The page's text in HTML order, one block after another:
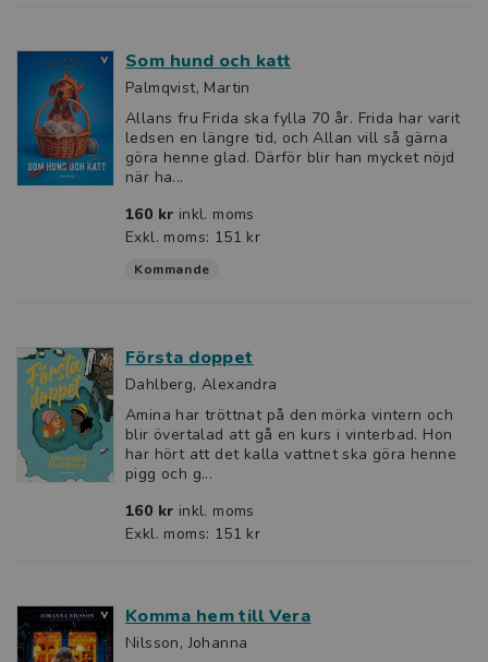
Som hund och katt
Palmqvist, Martin
Allans fru Frida ska fylla 70 år. Frida har varit
ledsen en längre tid, och Allan vill så gärna
göra henne glad. Därför blir han mycket nöjd
när ha...
160 kr inkl. moms
Exkl. moms: 151 kr
Kommande
Första doppet
Dahlberg, Alexandra
Amina har tröttnat på den mörka vintern och
blir övertalad att gå en kurs i vinterbad. Hon
har hört att det kalla vattnet ska göra henne
pigg och g...
160 kr inkl. moms
Exkl. moms: 151 kr
Komma hem till Vera
Nilsson, Johanna